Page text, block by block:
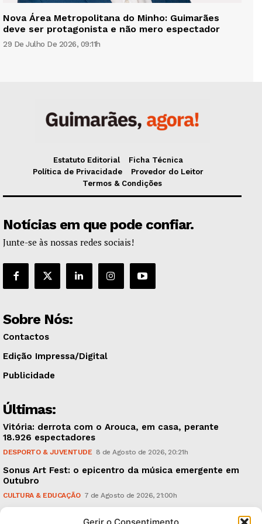
Nova Área Metropolitana do Minho: Guimarães
deve ser protagonista e não mero espectador
29 De Julho De 2026, 09:11h
Estatuto Editorial
Ficha Técnica
Política de Privacidade
Provedor do Leitor
Termos & Condições
Notícias em que pode confiar.
Junte-se às nossas redes sociais!
Sobre Nós:
Contactos
Edição Impressa/Digital
Publicidade
Últimas:
Vitória: derrota com o Arouca, em casa, perante
18.926 espectadores
DESPORTO & JUVENTUDE 8 de Agosto de 2026, 20:21h
Sonus Art Fest: o epicentro da música emergente em
Outubro
CULTURA & EDUCAÇÃO 7 de Agosto de 2026, 21:00h